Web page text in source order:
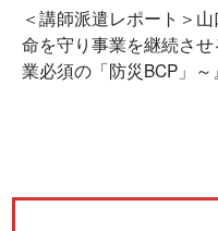
＜講師派遣レポート＞
命を守り事業を継続さ
業必須の「防災BCP」～